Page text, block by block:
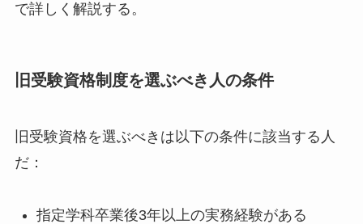
で詳しく解説する。
旧受験資格制度を選ぶべき人の条件
旧受験資格を選ぶべきは以下の条件に該当する人
だ：
指定学科卒業後3年以上の実務経験がある